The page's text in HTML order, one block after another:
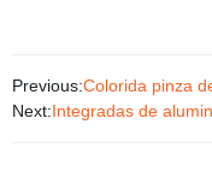
Previous:Colorida pinza
Next:Integradas de